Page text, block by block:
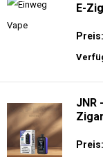
E-
JNR